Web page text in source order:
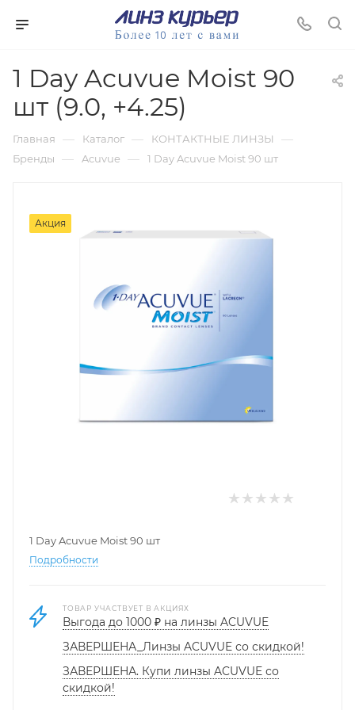
1 Day Acuvue Moist 90
шт (9.0, +4.25)
Главная — Каталог — КОНТАКТНЫЕ ЛИНЗЫ —
Бренды — Acuvue — 1 Day Acuvue Moist 90 шт
Акция
1 Day Acuvue Moist 90 шт
Подробности
ТОВАР УЧАСТВУЕТ В АКЦИЯХ
Выгода до 1000 ₽ на линзы ACUVUE
ЗАВЕРШЕНА_Линзы ACUVUE со скидкой!
ЗАВЕРШЕНА. Купи линзы ACUVUE со
скидкой!